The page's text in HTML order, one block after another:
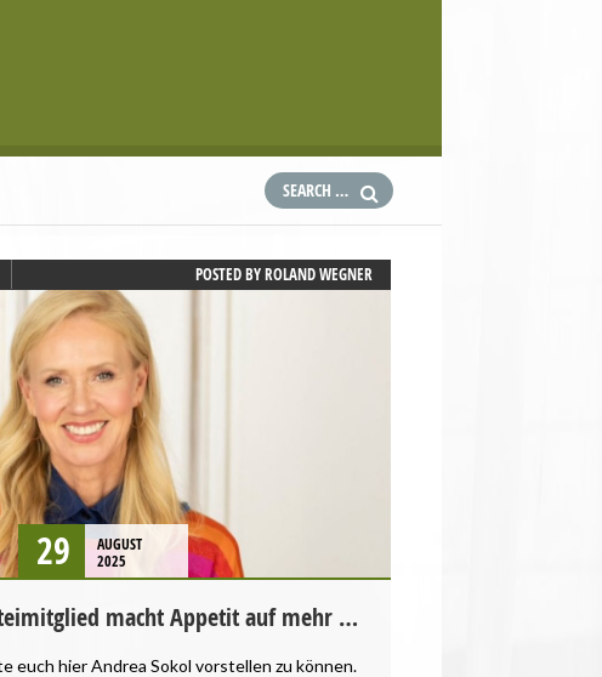
POSTED BYROLAND WEGNER
29
AUGUST
2025
macht Appetit auf mehr …
euch hier Andrea Sokol vorstellen zu können.